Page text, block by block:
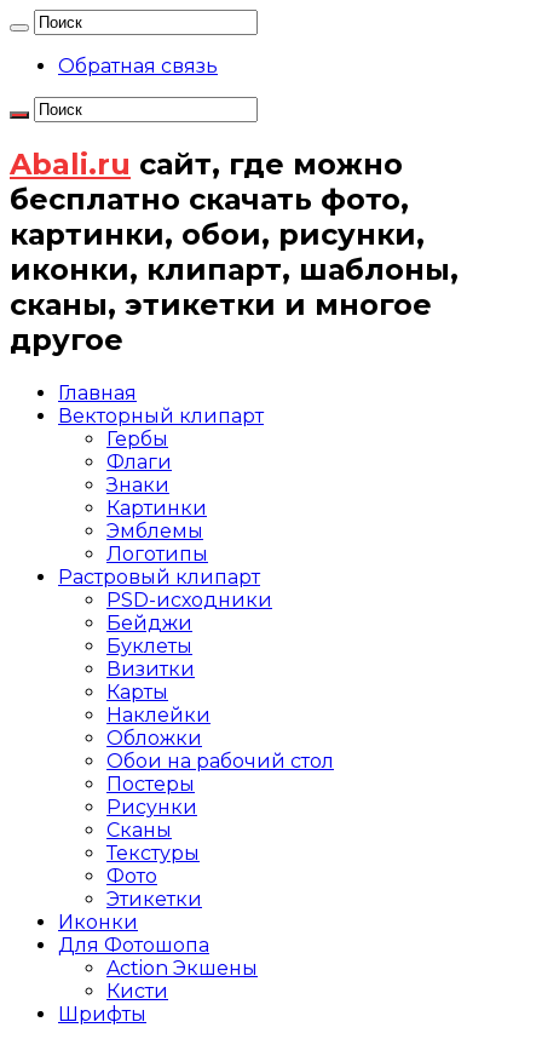
Обратная связь
Abali.ru сайт, где можно
бесплатно скачать фото,
картинки, обои, рисунки,
иконки, клипарт, шаблоны,
сканы, этикетки и многое
другое
Главная
Векторный клипарт
Гербы
Флаги
Знаки
Картинки
Эмблемы
Логотипы
Растровый клипарт
PSD-исходники
Бейджи
Буклеты
Визитки
Карты
Наклейки
Обложки
Обои на рабочий стол
Постеры
Рисунки
Сканы
Текстуры
Фото
Этикетки
Иконки
Для Фотошопа
Action Экшены
Кисти
Шрифты